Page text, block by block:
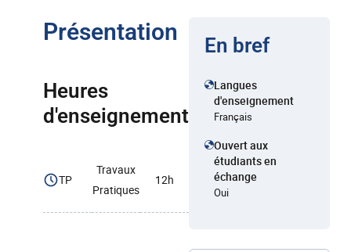
Présentation
Heures
d'enseignement
TP
Travaux
Pratiques
12h
En bref
Langues
d'enseignement
Français
Ouvert aux
étudiants en
échange
Oui